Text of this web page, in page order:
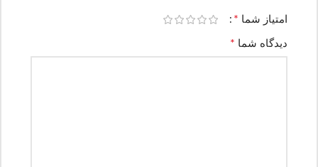
امتیاز شما *
دیدگاه شما *